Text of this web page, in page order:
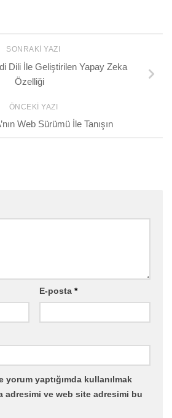
SONRAKI YAZI
Dili İle Geliştirilen Yapay Zeka
Özelliği
ÖNCEKI YAZI
Web Sürümü İle Tanışın
E-posta *
yorum yaptığımda kullanılmak
adresimi ve web site adresimi bu